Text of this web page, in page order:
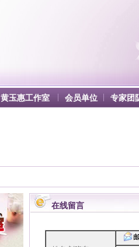
黄玉惠工作室 会员单位 专家团
在线留言